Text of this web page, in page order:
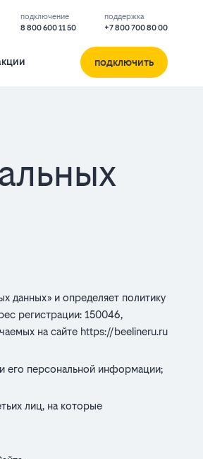
подключение
8 800 600 11 50
поддержка
+7 800 700 80 00
подключить
данных» и определяет политику
регистрации: 150046,
на сайте https://beelineru.ru
его персональной информации;
лиц, на которые